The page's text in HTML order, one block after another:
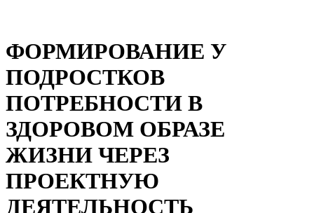
ФОРМИРОВАНИЕ У
ПОДРОСТКОВ
ПОТРЕБНОСТИ В
ЗДОРОВОМ ОБРАЗЕ
ЖИЗНИ ЧЕРЕЗ
ПРОЕКТНУЮ
ДЕЯТЕЛЬНОСТЬ